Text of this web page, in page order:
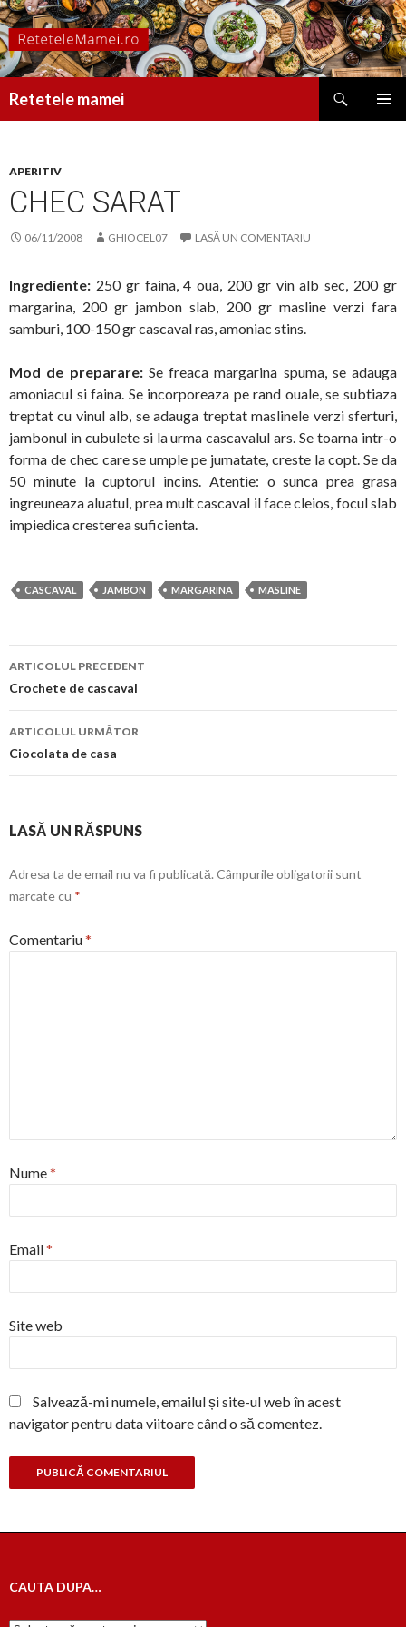
Retetele mamei
APERITIV
CHEC SARAT
06/11/2008 GHIOCEL07 LASĂ UN COMENTARIU
Ingrediente: 250 gr faina, 4 oua, 200 gr vin alb sec, 200 gr
margarina, 200 gr jambon slab, 200 gr masline verzi fara
samburi, 100-150 gr cascaval ras, amoniac stins.
Mod de preparare:Se freaca margarina spuma, se adauga
amoniacul si faina. Se incorporeaza pe rand ouale, se subtiaza
treptat cu vinul alb, se adauga treptat maslinele verzi sferturi,
jambonul in cubulete si la urma cascavalul ars. Se toarna intr-o
forma de chec care se umple pe jumatate, creste la copt. Se da
50 minute la cuptorul incins. Atentie: o sunca prea grasa
ingreuneaza aluatul, prea mult cascaval il face cleios, focul slab
impiedica cresterea suficienta.
CASCAVAL JAMBON MARGARINA MASLINE
Navigare
în
articol
ARTICOLUL PRECEDENT
Crochete de cascaval
ARTICOLUL URMĂTOR
Ciocolata de casa
LASĂ UN RĂSPUNS
Adresa ta de email nu va fi publicată. Câmpurile obligatorii sunt
marcate cu *
Comentariu*
Nume*
Email*
Site web
Salvează-mi numele, emailul și site-ul web în acest
navigator pentru data viitoare când o să comentez.
CAUTA DUPA…